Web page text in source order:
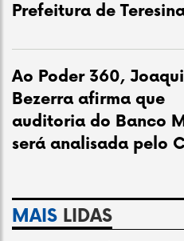
Prefeitura de
Ao Poder 360,
Bezerra afirma que
auditoria do Banco
será analisada pelo
MAIS LIDAS